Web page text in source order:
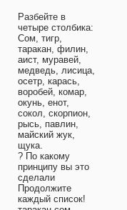
Разбейте в
четыре столбика:
Сом, тигр,
таракан, филин,
аист, муравей,
медведь, лисица,
осетр, карась,
воробей, комар,
окунь, енот,
сокол, скорпион,
рысь, павлин,
майский жук,
щука.
? По какому
принципу вы это
сделали
Продолжите
каждый список!